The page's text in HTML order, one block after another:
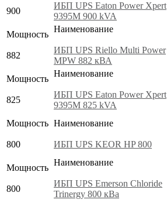
900
ИБП UPS Eaton Power Xpert
9395M 900 kVA
Мощность
882
Наименование
ИБП UPS Riello Multi Power
MPW 882 кВА
Мощность
825
Наименование
ИБП UPS Eaton Power Xpert
9395M 825 kVA
Мощность
800
Наименование
ИБП UPS KEOR HP 800
Мощность
800
Наименование
ИБП UPS Emerson Chloride
Trinergy 800 кВа